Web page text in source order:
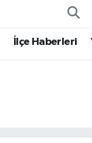
İlçe Haberleri